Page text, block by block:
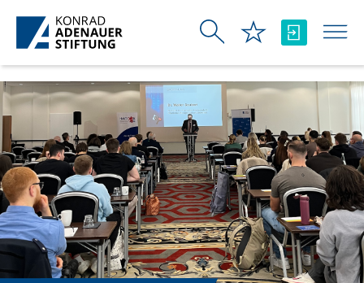
Ugrás a fő tartalomhoz